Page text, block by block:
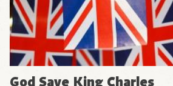
God Save King Charles